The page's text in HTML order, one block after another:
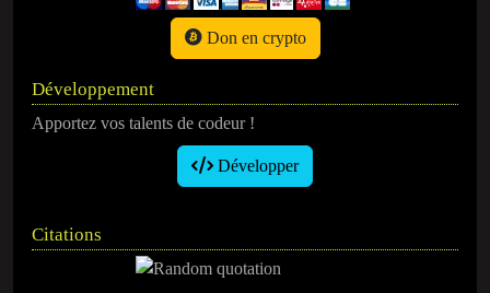
Don en crypto
Développement
Apportez vos talents de codeur !
Développer
Citations